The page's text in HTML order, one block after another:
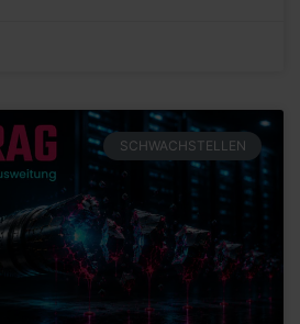
SCHWACHSTELLEN